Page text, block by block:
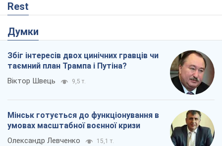
Rest
Думки
Збіг інтересів двох цинічних гравців чи
таємний план Трампа і Путіна?
Віктор Швець 9,5 т.
Мінськ готується до функціонування в
умовах масштабної воєнної кризи
Олександр Левченко 15,1 т.